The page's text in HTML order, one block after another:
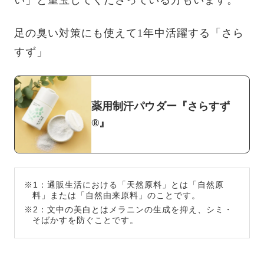
足の臭い対策にも使えて1年中活躍する「さら
すず」
薬用制汗パウダー『さらすず
®』
※1：通販生活における「天然原料」とは「自然原
料」または「自然由来原料」のことです。
※2：文中の美白とはメラニンの生成を抑え、シミ・
そばかすを防ぐことです。